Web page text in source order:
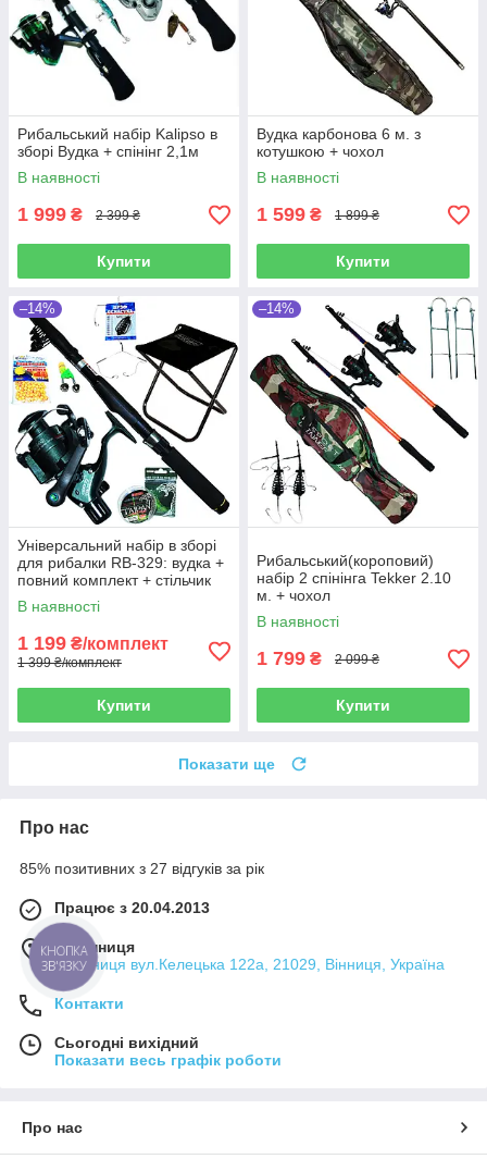
Рибальський набір Kalipso в
зборі Вудка + спінінг 2,1м
В наявності
1 999 ₴ 2 399 ₴
Купити
Вудка карбонова 6 м. з
котушкою + чохол
В наявності
1 599 ₴ 1 899 ₴
Купити
–14%
Універсальний набір в зборі
для рибалки RB-329: вудка +
повний комплект + стільчик
В наявності
1 199 ₴/комплект
1 399 ₴/комплект
Купити
–14%
Рибальський(короповий)
набір 2 спінінга Tekker 2.10
м. + чохол
В наявності
1 799 ₴ 2 099 ₴
Купити
Показати ще
Про нас
85% позитивних з 27 відгуків за рік
Працює з 20.04.2013
м. Вінниця
м.Вінниця вул.Келецька 122а, 21029, Вінниця, Україна
Контакти
Сьогодні вихідний
Показати весь графік роботи
Про нас
КНОПКА
ЗВ'ЯЗКУ